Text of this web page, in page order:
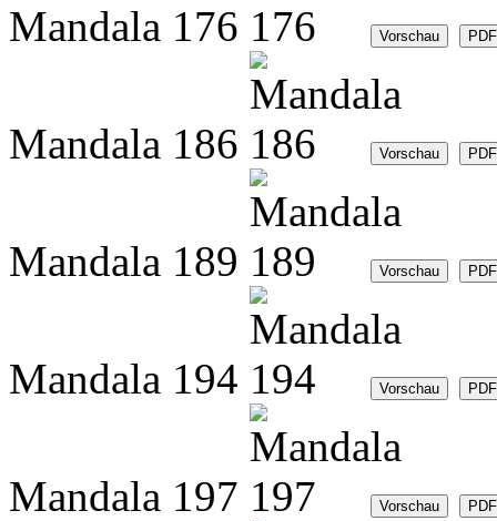
Mandala 176
Mandala 186
Mandala 189
Mandala 194
Mandala 197